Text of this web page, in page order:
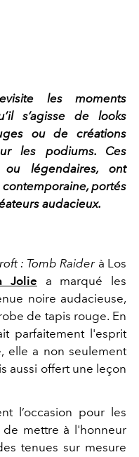
les moments
s’agisse de looks
ou de créations
les podiums. Ces
ou légendaires, ont
portés
audacieux.
: Tomb Raiderà Los
Jolie a marqué les
noire audacieuse,
de tapis rouge. En
parfaitement l'esprit
elle a non seulement
aussi offert une leçon
l’occasion pour les
mettre à l'honneur
tenues sur mesure